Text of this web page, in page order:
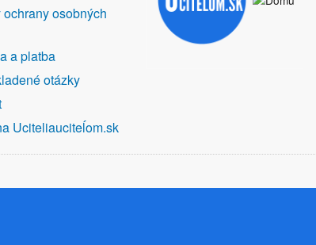
osobných
a platba
otázky
Uciteliauciteĺom.sk